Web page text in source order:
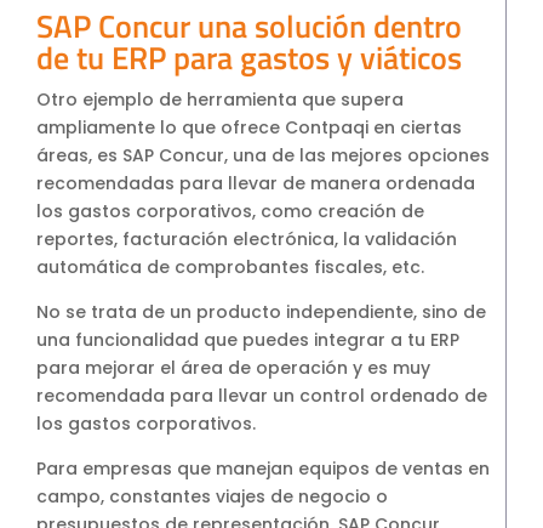
SAP Concur una solución dentro
de tu ERP para gastos y viáticos
Otro ejemplo de herramienta que supera
ampliamente lo que ofrece Contpaqi en ciertas
áreas, es SAP Concur, una de las mejores opciones
recomendadas para llevar de manera ordenada
los gastos corporativos, como creación de
reportes, facturación electrónica, la validación
automática de comprobantes fiscales, etc.
No se trata de un producto independiente, sino de
una funcionalidad que puedes integrar a tu ERP
para mejorar el área de operación y es muy
recomendada para llevar un control ordenado de
los gastos corporativos.
Para empresas que manejan equipos de ventas en
campo, constantes viajes de negocio o